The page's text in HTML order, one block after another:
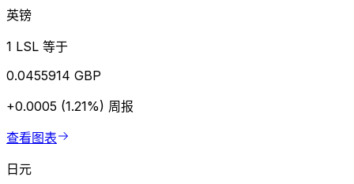
英镑
1 LSL 等于
0.0455914 GBP
+0.0005 (1.21%) 周报
查看图表
日元